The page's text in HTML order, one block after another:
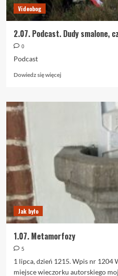
Videobog
2.07. Podcast. Dudy smalone,
0
Podcast
Dowiedz się więcejDowiedz
o
czyli
siostra
Jak było
1.07. Metamorfozy
5
1 lipca, dzień 1215. Wpis nr 1204
miejsce wieczorku autorskiego